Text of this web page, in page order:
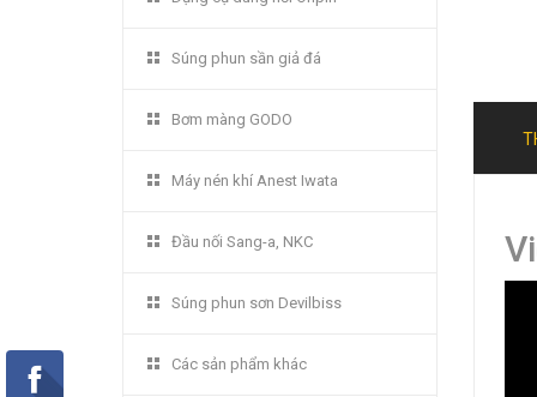
Súng phun sần giả đá
Bơm màng GODO
Máy nén khí Anest Iwata
Đầu nối Sang-a, NKC
Súng phun sơn Devilbiss
Các sản phẩm khác